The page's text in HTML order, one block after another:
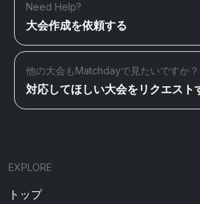
Need Help?
大会作成を依頼する
他の大会もMatchdayで見たいですか？
対応してほしい大会をリクエスト
EXPLORE
トップ